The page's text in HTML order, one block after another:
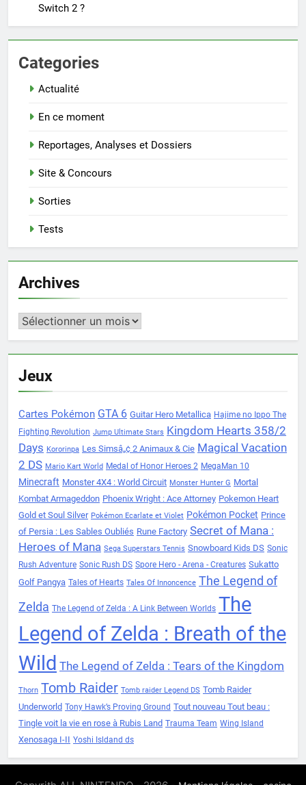
Switch 2 ?
Categories
Actualité
En ce moment
Reportages, Analyses et Dossiers
Site & Concours
Sorties
Tests
Archives
Archives
Jeux
Cartes Pokémon GTA 6 Guitar Hero Metallica Hajime no Ippo The
Fighting Revolution Jump Ultimate Stars Kingdom Hearts 358/2
Days Kororinpa Les Simsâ„¢ 2 Animaux & Cie Magical Vacation
2 DS Mario Kart World Medal of Honor Heroes 2 MegaMan 10
Minecraft Monster 4X4 : World Circuit Monster Hunter G Mortal
Kombat Armageddon Phoenix Wright : Ace Attorney Pokemon Heart
Gold et Soul Silver Pokémon Ecarlate et Violet Pokémon Pocket Prince
of Persia : Les Sables Oubliés Rune Factory Secret of Mana :
Heroes of Mana Sega Superstars Tennis Snowboard Kids DS Sonic
Rush Adventure Sonic Rush DS Spore Hero - Arena - Creatures Sukatto
Golf Pangya Tales of Hearts Tales Of Innoncence The Legend of
Zelda The Legend of Zelda : A Link Between Worlds The
Legend of Zelda : Breath of the
Wild The Legend of Zelda : Tears of the Kingdom
Thorn Tomb Raider Tomb raider Legend DS Tomb Raider
Underworld Tony Hawk’s Proving Ground Tout nouveau Tout beau :
Tingle voit la vie en rose à Rubis Land Trauma Team Wing Island
Xenosaga I-II Yoshi Isldand ds